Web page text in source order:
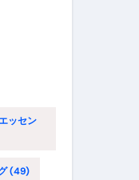
ッセン
(49)